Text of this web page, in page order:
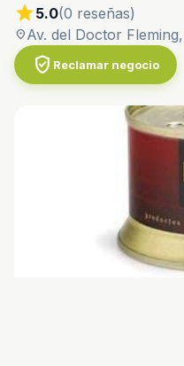
star5.0(0 reseñas)
location_onAv. del Doctor
verified_user Reclamar negocio